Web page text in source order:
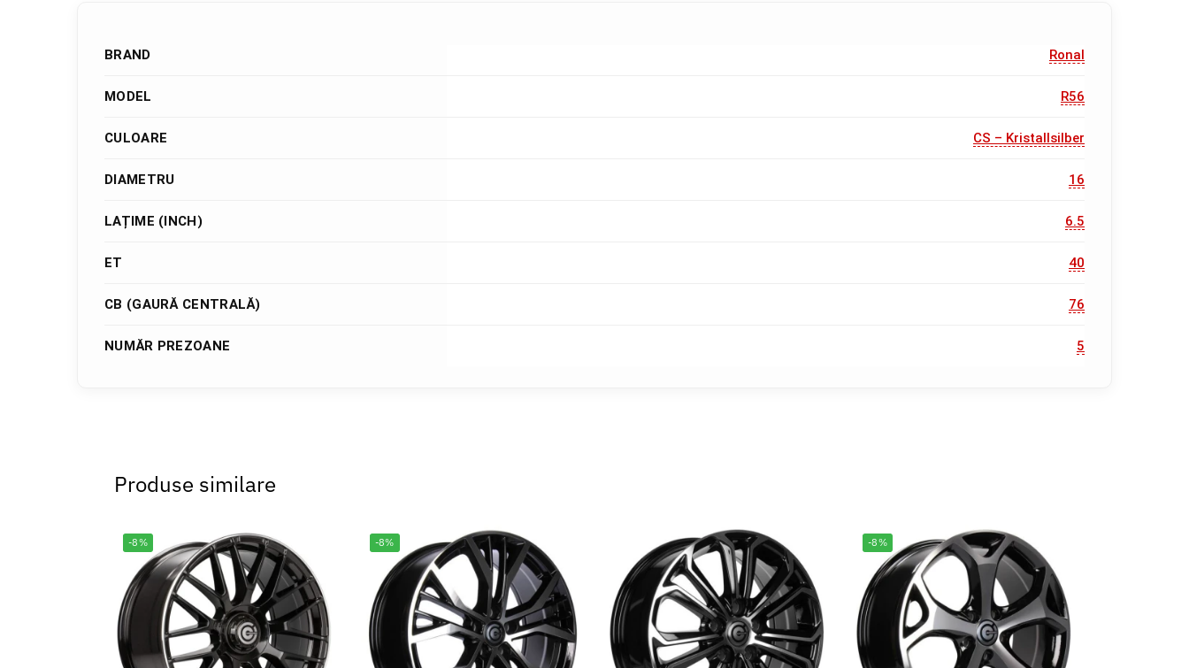
BRAND Ronal
MODEL R56
CULOARE CS – Kristallsilber
DIAMETRU 16
LAȚIME (INCH) 6.5
ET 40
CB (GAURĂ CENTRALĂ) 76
NUMĂR PREZOANE 5
Produse similare
-8% -8% -8%